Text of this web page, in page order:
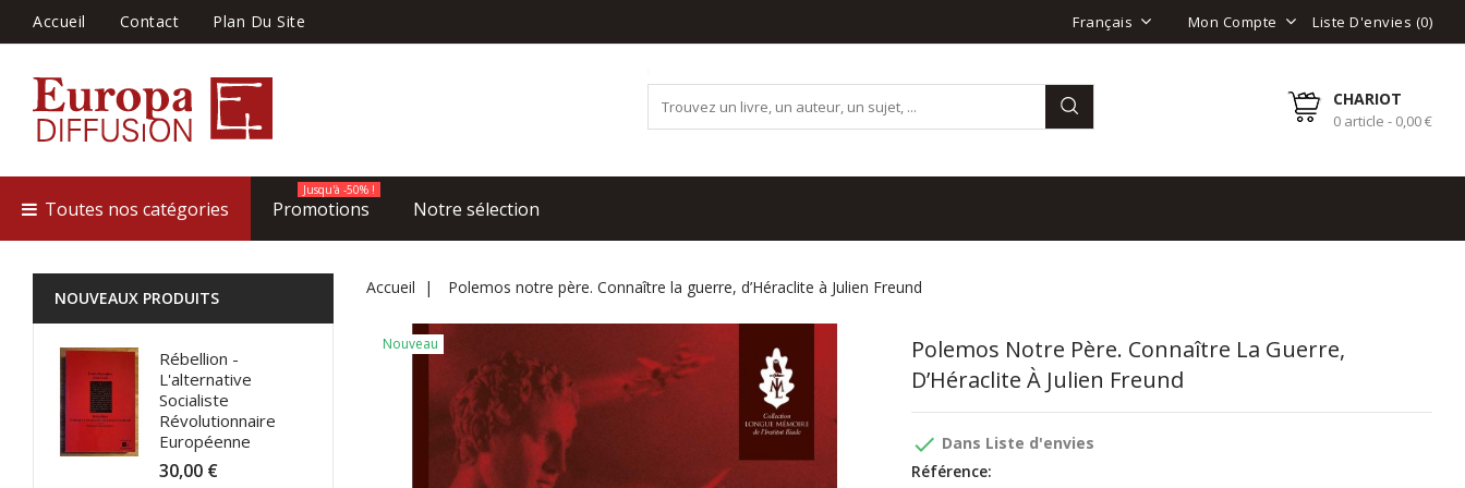
Accueil Contact Plan Du Site Français Mon Compte Liste D'envies (0)
CHARIOT
0 article - 0,00 €
Toutes nos catégories Promotions
Jusqu'à -50% !
Notre sélection
NOUVEAUX PRODUITS
Rébellion -
L'alternative
Socialiste
Révolutionnaire
Européenne
30,00 €
Accueil Polemos notre père. Connaître la guerre, d’Héraclite à Julien Freund
Nouveau
Polemos Notre Père. Connaître La Guerre,
D’Héraclite À Julien Freund
done Dans Liste d'envies
Référence: